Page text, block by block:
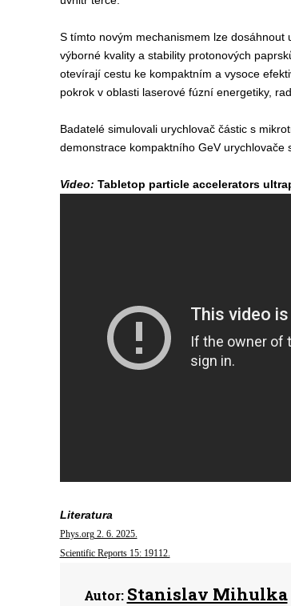
S tímto novým mechanismem lze
výborné kvality a stability protonových
otevírají cestu ke kompaktním a vysoce
pokrok v oblasti laserové fúzní energetiky,
Badatelé simulovali urychlovač částic s
demonstrace kompaktního GeV
Video: Tabletop particle accelerators
Literatura
Phys.org 2. 6. 2025.
Scientific Reports 15: 19112.
Autor: Stanislav Mihulka